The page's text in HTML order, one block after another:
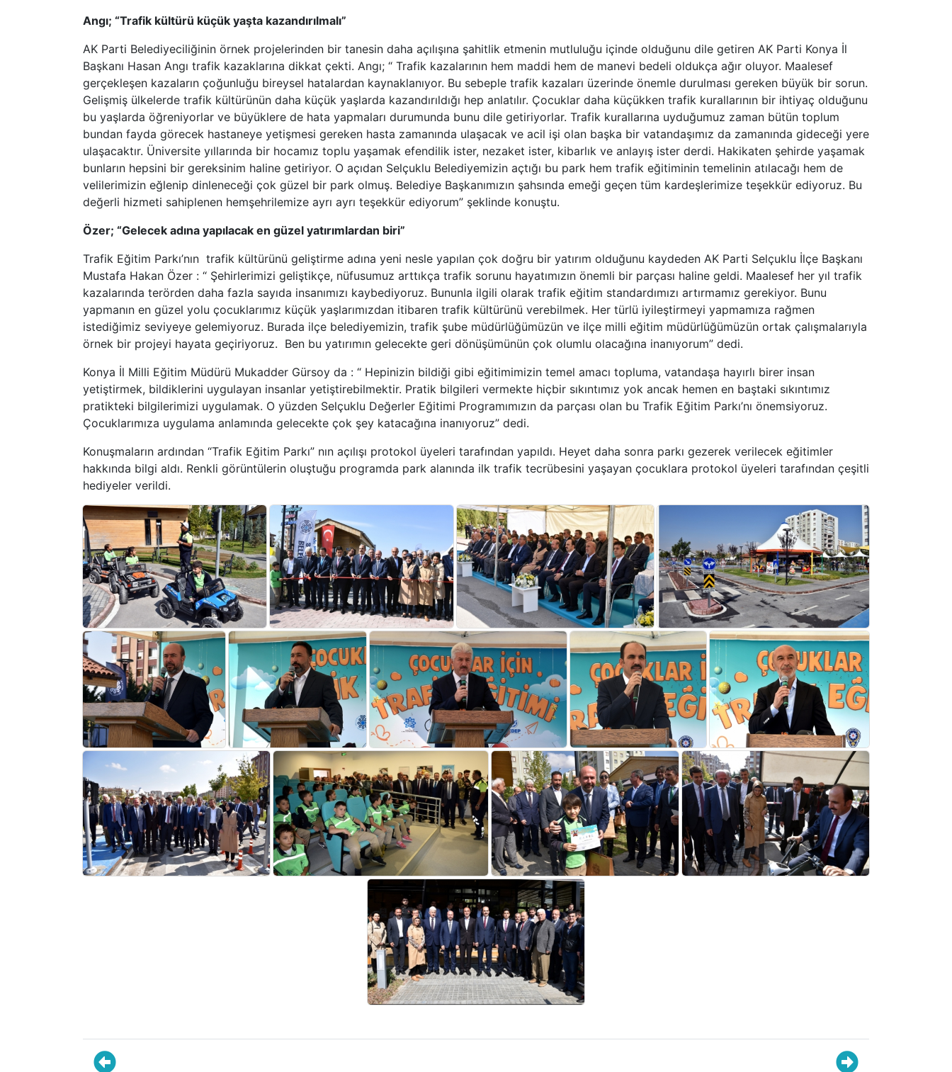
Angı; “Trafik kültürü küçük yaşta kazandırılmalı”
AK Parti Belediyeciliğinin örnek projelerinden bir tanesin daha açılışına şahitlik etmenin mutluluğu içinde olduğunu dile getiren AK Parti Konya İl
Başkanı Hasan Angı trafik kazaklarına dikkat çekti. Angı; “ Trafik kazalarının hem maddi hem de manevi bedeli oldukça ağır oluyor. Maalesef
gerçekleşen kazaların çoğunluğu bireysel hatalardan kaynaklanıyor. Bu sebeple trafik kazaları üzerinde önemle durulması gereken büyük bir sorun.
Gelişmiş ülkelerde trafik kültürünün daha küçük yaşlarda kazandırıldığı hep anlatılır. Çocuklar daha küçükken trafik kurallarının bir ihtiyaç olduğunu
bu yaşlarda öğreniyorlar ve büyüklere de hata yapmaları durumunda bunu dile getiriyorlar. Trafik kurallarına uyduğumuz zaman bütün toplum
bundan fayda görecek hastaneye yetişmesi gereken hasta zamanında ulaşacak ve acil işi olan başka bir vatandaşımız da zamanında gideceği yere
ulaşacaktır. Üniversite yıllarında bir hocamız toplu yaşamak efendilik ister, nezaket ister, kibarlık ve anlayış ister derdi. Hakikaten şehirde yaşamak
bunların hepsini bir gereksinim haline getiriyor. O açıdan Selçuklu Belediyemizin açtığı bu park hem trafik eğitiminin temelinin atılacağı hem de
velilerimizin eğlenip dinleneceği çok güzel bir park olmuş. Belediye Başkanımızın şahsında emeği geçen tüm kardeşlerimize teşekkür ediyoruz. Bu
değerli hizmeti sahiplenen hemşehrilemize ayrı ayrı teşekkür ediyorum” şeklinde konuştu.
Özer; “Gelecek adına yapılacak en güzel yatırımlardan biri”
Trafik Eğitim Parkı’nın trafik kültürünü geliştirme adına yeni nesle yapılan çok doğru bir yatırım olduğunu kaydeden AK Parti Selçuklu İlçe Başkanı
Mustafa Hakan Özer : “ Şehirlerimizi geliştikçe, nüfusumuz arttıkça trafik sorunu hayatımızın önemli bir parçası haline geldi. Maalesef her yıl trafik
kazalarında terörden daha fazla sayıda insanımızı kaybediyoruz. Bununla ilgili olarak trafik eğitim standardımızı artırmamız gerekiyor. Bunu
yapmanın en güzel yolu çocuklarımız küçük yaşlarımızdan itibaren trafik kültürünü verebilmek. Her türlü iyileştirmeyi yapmamıza rağmen
istediğimiz seviyeye gelemiyoruz. Burada ilçe belediyemizin, trafik şube müdürlüğümüzün ve ilçe milli eğitim müdürlüğümüzün ortak çalışmalarıyla
örnek bir projeyi hayata geçiriyoruz. Ben bu yatırımın gelecekte geri dönüşümünün çok olumlu olacağına inanıyorum” dedi.
Konya İl Milli Eğitim Müdürü Mukadder Gürsoy da : “ Hepinizin bildiği gibi eğitimimizin temel amacı topluma, vatandaşa hayırlı birer insan
yetiştirmek, bildiklerini uygulayan insanlar yetiştirebilmektir. Pratik bilgileri vermekte hiçbir sıkıntımız yok ancak hemen en baştaki sıkıntımız
pratikteki bilgilerimizi uygulamak. O yüzden Selçuklu Değerler Eğitimi Programımızın da parçası olan bu Trafik Eğitim Parkı’nı önemsiyoruz.
Çocuklarımıza uygulama anlamında gelecekte çok şey katacağına inanıyoruz” dedi.
Konuşmaların ardından “Trafik Eğitim Parkı” nın açılışı protokol üyeleri tarafından yapıldı. Heyet daha sonra parkı gezerek verilecek eğitimler
hakkında bilgi aldı. Renkli görüntülerin oluştuğu programda park alanında ilk trafik tecrübesini yaşayan çocuklara protokol üyeleri tarafından çeşitli
hediyeler verildi.